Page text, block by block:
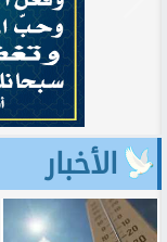
الأخبار